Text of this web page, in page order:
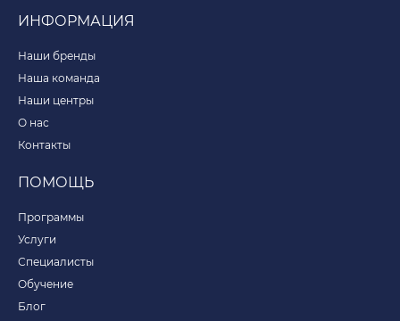
ИНФОРМАЦИЯ
Наши бренды
Наша команда
Наши центры
О нас
Контакты
ПОМОЩЬ
Программы
Услуги
Специалисты
Обучение
Блог